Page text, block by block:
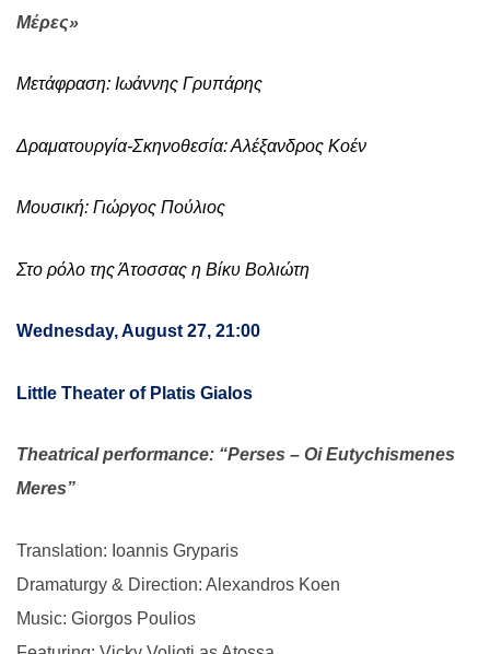
Μέρες»
Μετάφραση: Ιωάννης Γρυπάρης
Δραματουργία-Σκηνοθεσία: Αλέξανδρος Κοέν
Μουσική: Γιώργος Πούλιος
Στο ρόλο της Άτοσσας η Βίκυ Βολιώτη
Wednesday, August 27, 21:00
Little Theater of Platis Gialos
Theatrical performance: “Perses – Oi Eutychismenes
Meres”
Translation: Ioannis Gryparis
Dramaturgy & Direction: Alexandros Koen
Music: Giorgos Poulios